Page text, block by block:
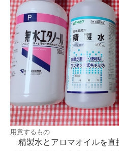
用意するもの
精製水とアロマオイルを直